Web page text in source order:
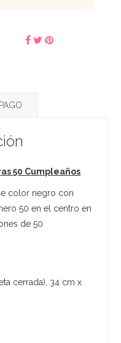
50 Cumpleaños
color negro con
50 en el centro en
de 50
cerrada), 34 cm x